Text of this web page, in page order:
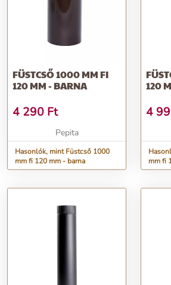
FÜSTCSŐ 1000 MM FI
120 MM - BARNA
4 290 Ft
Pepita
Hasonlók, mint Füstcső 1000
mm fi 120 mm - barna
120
4
mm fi